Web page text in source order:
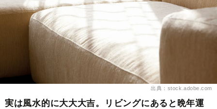
出典：stock.adobe.com
実は風水的に大大大吉。リビングにあると晩年運